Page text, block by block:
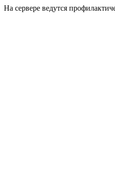
На сервере ведутся